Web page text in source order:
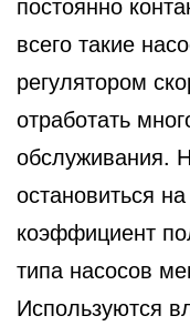
всего такие
регулятором
отработать
обслуживания.
остановиться
коэффициент
типа насосов
Используются